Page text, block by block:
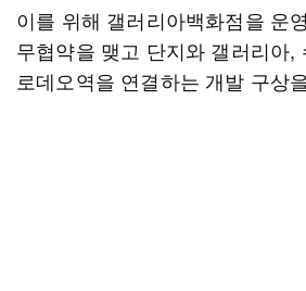
이를 위해 갤러리아백화점을 운
무협약을 맺고 단지와 갤러리아,
로데오역을 연결하는 개발 구상